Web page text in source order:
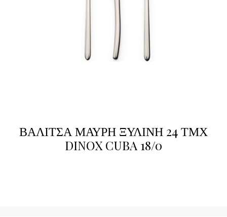
ΒΑΛΙΤΣΑ ΜΑΥΡΗ ΞΥΛΙΝΗ 24 ΤΜΧ
DINOX CUBA 18/0